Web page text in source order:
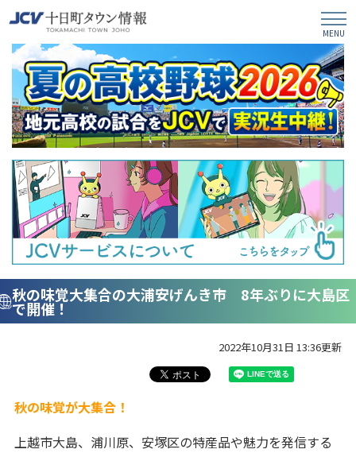
秋の味覚大集合の大浦安げんき市 8年ぶりに大島区
で開催！
2022年10月31日 13:36更新
秋の味覚が大集合！
上越市大島、浦川原、安塚区の特産品や魅力を発信する